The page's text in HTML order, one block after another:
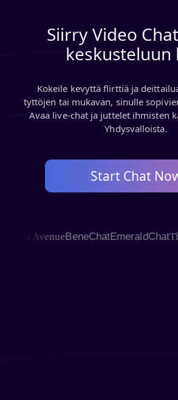
Siirry Video
keskusteluun
Kokeile kevyttä flirttiä ja
tyttöjen tai mukavan, sinulle
Avaa live-chat ja juttelet ihmisten
Yhdysvalloista.
Start Chat
AvenueBeneChatEmeraldChat